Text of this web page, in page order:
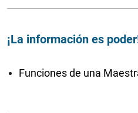
¡La información es
Funciones de una